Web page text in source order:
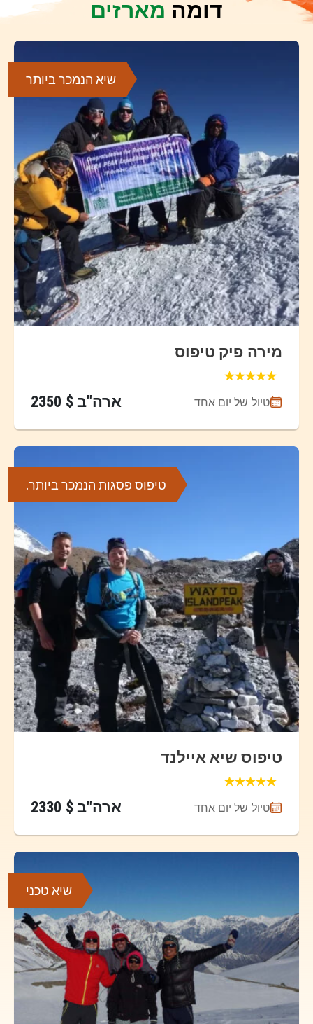
דומה מארזים
מירה פיק טיפוס
טיול של יום אחד ארה"ב $ 2350
שיא הנמכר ביותר
טיפוס שיא איילנד
טיול של יום אחד ארה"ב $ 2330
טיפוס פסגות הנמכר ביותר.
שיא טכני